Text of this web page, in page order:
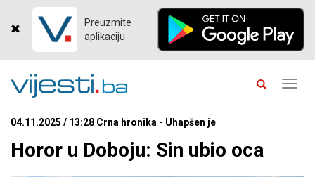
Preuzmite
aplikaciju
04.11.2025 / 13:28 Crna hronika - Uhapšen je
Horor u Doboju: Sin ubio oca